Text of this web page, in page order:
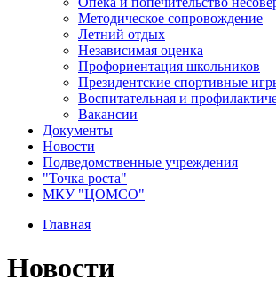
Методическое сопровождение
Летний отдых
Независимая оценка
Профориентация школьников
Президентские спортивные
Воспитательная и
Вакансии
Документы
Новости
Подведомственные учреждения
"Точка роста"
МКУ "ЦОМСО"
Главная
Новости